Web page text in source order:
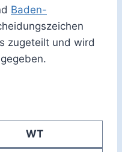
Baden-
zugeteilt und wird
WT